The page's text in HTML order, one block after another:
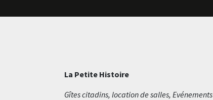
La Petite Histoire
Gîtes citadins, location de salles, Evénements